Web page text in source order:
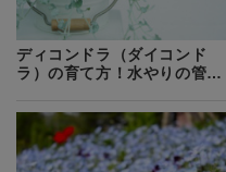
ディコンドラ（ダイコンド
ラ）の育て方！水やりの管